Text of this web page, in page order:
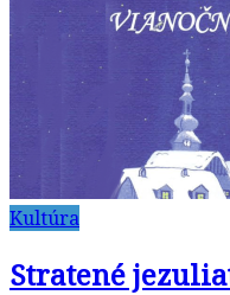
Kultúra
Stratené